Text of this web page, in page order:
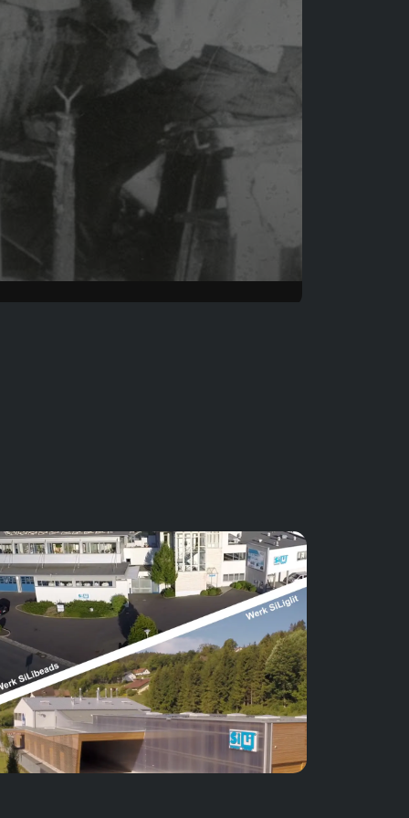
der Fahrbahnmarkierungen.
Panschern keine Chance! SiLibeads
verhindern
des Flascheninhalts.
Dich mit uns für Umweltschutz ein!
sind weltweit erster Hersteller von 100
plastikfreiem Bioglitter.
die Effizienz bei der
Die weltweit schwerste
effizienteste Mahlkugel wurde hier in
entwickelt und